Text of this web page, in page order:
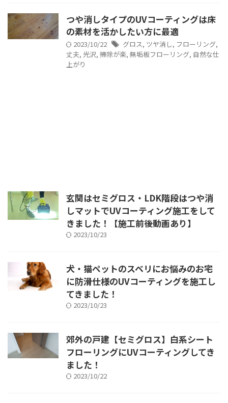
つや消しタイプのUVコーティングは床
の素材を活かしたい方に最適
2023/10/22 グロス, ツヤ消し, フローリング,
丈夫, 光沢, 掃除が楽, 無垢板フローリング, 自然な仕
上がり
玄関はセミグロス・LDK階段はつや消
しマットでUVコーティング施工をして
きました！【施工前後動画あり】
2023/10/23
犬・猫ペットのスベリにお悩みのお宅
に防滑仕様のUVコーティングを施工し
てきました！
2023/10/23
郊外の戸建【セミグロス】白系シート
フローリングにUVコーティングしてき
ました！
2023/10/22